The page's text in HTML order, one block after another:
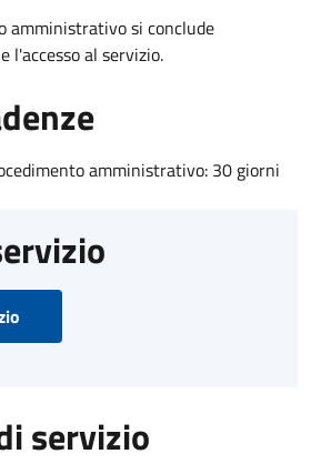
amministrativo si conclude
l'accesso al servizio.
amministrativo: 30 giorni
servizio